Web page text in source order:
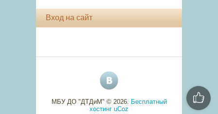
Вход на сайт
МБУ ДО "ДТДиМ" © 2026. Бесплатный
хостинг uCoz